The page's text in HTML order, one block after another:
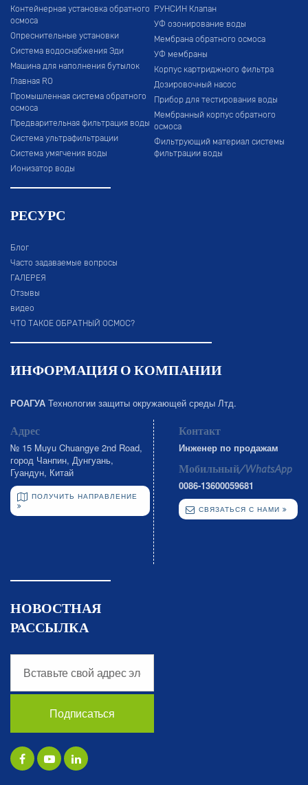
Контейнерная установка обратного
осмоса
Опреснительные установки
Система водоснабжения Эди
Машина для наполнения бутылок
Главная RO
Промышленная система обратного
осмоса
Предварительная фильтрация воды
Система ультрафильтрации
Система умягчения воды
Ионизатор воды
РУНСИН Клапан
УФ озонирование воды
Мембрана обратного осмоса
УФ мембраны
Корпус картриджного фильтра
Дозировочный насос
Прибор для тестирования воды
Мембранный корпус обратного
осмоса
Фильтрующий материал системы
фильтрации воды
РЕСУРС
Блог
Часто задаваемые вопросы
ГАЛЕРЕЯ
Отзывы
видео
ЧТО ТАКОЕ ОБРАТНЫЙ ОСМОС?
ИНФОРМАЦИЯ О КОМПАНИИ
РОАГУА Технологии защиты окружающей среды Лтд.
Адрес
№ 15 Muyu Chuangye 2nd Road,
город Чанпин, Дунгуань,
Гуандун, Китай
ПОЛУЧИТЬ НАПРАВЛЕНИЕ
Контакт
Инженер по продажам
Мобильный/WhatsApp
0086-13600059681
СВЯЗАТЬСЯ С НАМИ
НОВОСТНАЯ
РАССЫЛКА